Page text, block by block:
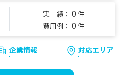
実 績： 0 件
費用例： 0 件
企業情報 対応エリア